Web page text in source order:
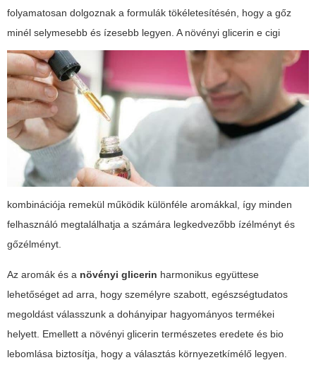
folyamatosan dolgoznak a formulák tökéletesítésén, hogy a gőz
minél selymesebb és ízesebb legyen. Anövényi glicerin e cigi
kombinációja remekül működik különféle aromákkal, így minden
felhasználó megtalálhatja a számára legkedvezőbb ízélményt és
gőzélményt.
Az aromák és a növényi glicerin harmonikus együttese
lehetőséget ad arra, hogy személyre szabott, egészségtudatos
megoldást válasszunk a dohányipar hagyományos termékei
helyett. Emellett a növényi glicerin természetes eredete és bio
lebomlása biztosítja, hogy a választás környezetkímélő legyen.